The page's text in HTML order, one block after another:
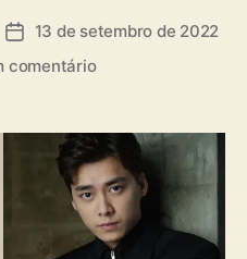
D
d
13 de setembro de 2022
comentárioe
a
n
g
Y
i